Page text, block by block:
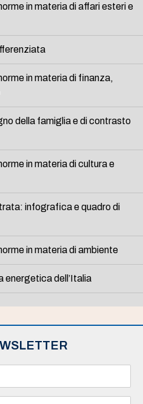
in materia di affari esteri e
in materia di finanza,
della famiglia e di contrasto
in materia di cultura e
infografica e quadro di
in materia di ambiente
energetica dell’Italia